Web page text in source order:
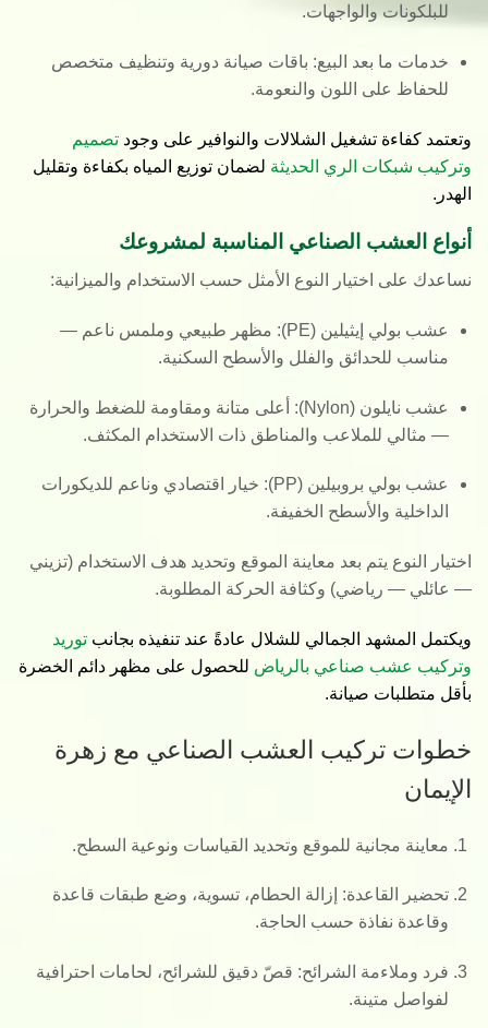
للبلكونات والواجهات.
خدمات ما بعد البيع: باقات صيانة دورية وتنظيف متخصص
للحفاظ على اللون والنعومة.
وتعتمد كفاءة تشغيل الشلالات والنوافير على وجود تصميم
وتركيب شبكات الري الحديثة لضمان توزيع المياه بكفاءة وتقليل
الهدر.
أنواع العشب الصناعي المناسبة لمشروعك
نساعدك على اختيار النوع الأمثل حسب الاستخدام والميزانية:
عشب بولي إيثيلين (PE):
مظهر طبيعي وملمس ناعم —
مناسب للحدائق والفلل والأسطح السكنية.
عشب نايلون (Nylon):
أعلى متانة ومقاومة للضغط والحرارة
— مثالي للملاعب والمناطق ذات الاستخدام المكثف.
عشب بولي بروبيلين (PP):
خيار اقتصادي وناعم للديكورات
الداخلية والأسطح الخفيفة.
اختيار النوع يتم بعد معاينة الموقع وتحديد هدف الاستخدام (تزيني
— عائلي — رياضي) وكثافة الحركة المطلوبة.
ويكتمل المشهد الجمالي للشلال عادةً عند تنفيذه بجانب توريد
وتركيب عشب صناعي بالرياض للحصول على مظهر دائم الخضرة
بأقل متطلبات صيانة.
خطوات تركيب العشب الصناعي مع زهرة
الإيمان
معاينة مجانية للموقع وتحديد القياسات ونوعية السطح.
تحضير القاعدة: إزالة الحطام، تسوية، وضع طبقات قاعدة
وقاعدة نفاذة حسب الحاجة.
فرد وملاءمة الشرائح: قصّ دقيق للشرائح، لحامات احترافية
لفواصل متينة.